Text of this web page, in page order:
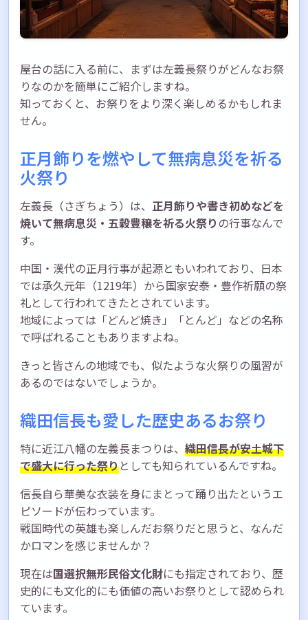
屋台の話に入る前に、まずは左義長祭りがどんなお祭
りなのかを簡単にご紹介しますね。
知っておくと、お祭りをより深く楽しめるかもしれま
せん。
正月飾りを燃やして無病息災を祈る
火祭り
左義長（さぎちょう）は、 正月飾りや書き初めなどを
焼いて無病息災・五穀豊穣を祈る火祭り の行事なんで
す。
中国・漢代の正月行事が起源ともいわれており、日本
では承久元年（1219年）から国家安泰・豊作祈願の祭
礼として行われてきたとされています。
地域によっては「どんど焼き」「とんど」などの名称
で呼ばれることもありますよね。
きっと皆さんの地域でも、似たような火祭りの風習が
あるのではないでしょうか。
織田信長も愛した歴史あるお祭り
特に近江八幡の左義長まつりは、 織田信長が安土城下
で盛大に行った祭りとしても知られているんですね。
信長自ら華美な衣装を身にまとって踊り出たというエ
ピソードが伝わっています。
戦国時代の英雄も楽しんだお祭りだと思うと、なんだ
かロマンを感じませんか？
現在は国選択無形民俗文化財にも指定されており、歴
史的にも文化的にも価値の高いお祭りとして認められ
ています。